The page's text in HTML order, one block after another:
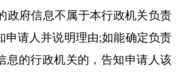
政府信息不属于本行政机关负责
申请人并说明理由;如能确定负责
息的行政机关的，告知申请人该